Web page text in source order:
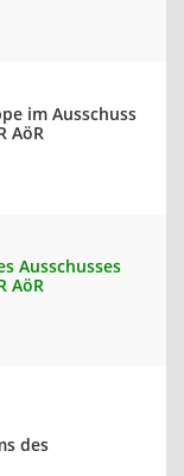
im Ausschuss
AöR
Ausschusses
AöR
des